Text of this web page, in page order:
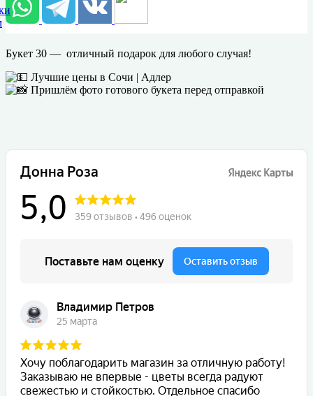
Букет 30 — отличный подарок для любого случая!
Лучшие цены в Сочи | Адлер
Пришлём фото готового букета перед отправкой